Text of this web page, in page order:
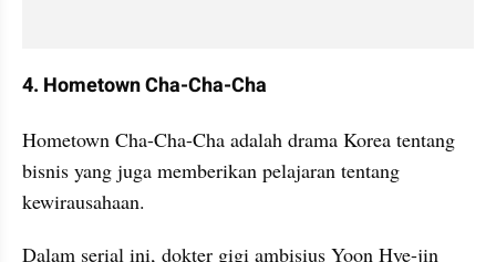
4. Hometown Cha-Cha-Cha
Hometown Cha-Cha-Cha adalah drama Korea tentang
bisnis yang juga memberikan pelajaran tentang
kewirausahaan.
Dalam serial ini, dokter gigi ambisius Yoon Hye-jin